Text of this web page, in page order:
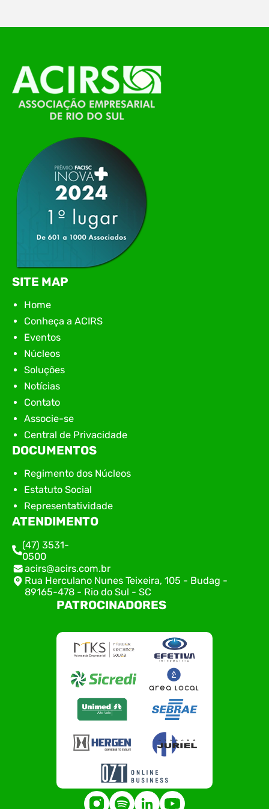
O Polo ACATE-ACIRS, por meio do NIAVI – Núcleo
de Tecnologia da Informação do Alto Vale do
Itajaí, realizou, no dia 21 de julho, o evento
Conexão Tech NIAVI, reunindo empresas de
tecnologia da região para uma noite de
apresentação de novas iniciativas para o setor. O
encontro aconteceu em Rio…
SITE MAP
Home
Conheça a ACIRS
Eventos
Núcleos
Soluções
Notícias
Contato
Associe-se
Central de Privacidade
DOCUMENTOS
Regimento dos Núcleos
Estatuto Social
Representatividade
ATENDIMENTO
(47) 3531-
0500
acirs@acirs.com.br
Rua Herculano Nunes Teixeira, 105 - Budag -
89165-478 - Rio do Sul - SC
PATROCINADORES